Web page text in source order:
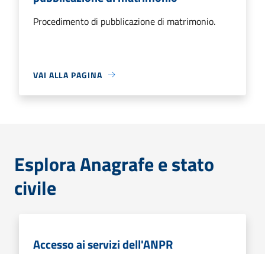
Procedimento di pubblicazione di matrimonio.
VAI ALLA PAGINA
Esplora Anagrafe e stato
civile
Accesso ai servizi dell'ANPR